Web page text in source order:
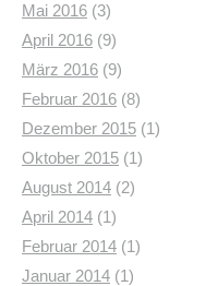
Mai 2016 (3)
April 2016 (9)
März 2016 (9)
Februar 2016 (8)
Dezember 2015 (1)
Oktober 2015 (1)
August 2014 (2)
April 2014 (1)
Februar 2014 (1)
Januar 2014 (1)